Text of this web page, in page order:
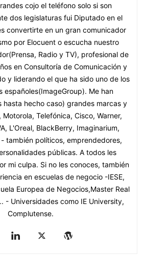
cojo el teléfono solo si son
dos legislaturas fui Diputado en el
convertirte en un gran comunicador
por Elocuent o escucha nuestro
Radio y TV), profesional de
en Consultoría de Comunicación y
y liderando el que ha sido uno de los
españoles(ImageGroup). Me han
hasta hecho caso) grandes marcas y
Telefónica, Cisco, Warner,
L'Oreal, BlackBerry, Imaginarium,
- también políticos, emprendedores,
públicas. A todos les
mi culpa. Si no les conoces, también
en escuelas de negocio -IESE,
Europea de Negocios,Master Real
- Universidades como IE University,
Complutense.